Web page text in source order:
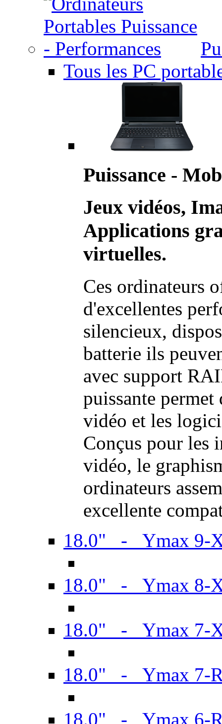
Tous les PC
Puissance -
Jeux vidéos,
Applications
virtuelles.
Ces ordinateurs
d'excellentes
silencieux,
batterie ils
avec support
puissante permet
vidéo et les
Conçus pour les
vidéo, le
ordinateurs
excellente
18.0" - Ymax 9-
18.0" - Ymax 8-
18.0" - Ymax 7-
18.0" - Ymax 7-
18.0" - Ymax 6-